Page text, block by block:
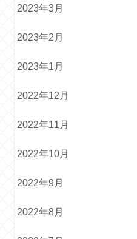
2023年3月
2023年2月
2023年1月
2022年12月
2022年11月
2022年10月
2022年9月
2022年8月